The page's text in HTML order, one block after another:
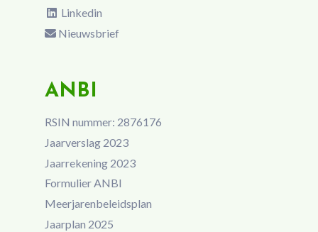
Linkedin
Nieuwsbrief
ANBI
RSIN nummer: 2876176
Jaarverslag 2023
Jaarrekening 2023
Formulier ANBI
Meerjarenbeleidsplan
Jaarplan 2025